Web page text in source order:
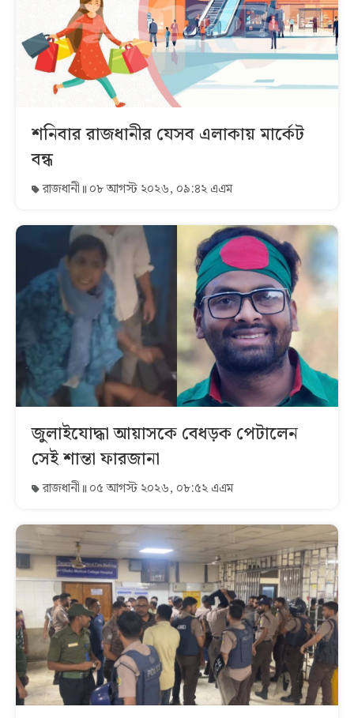
শনিবার রাজধানীর যেসব এলাকায় মার্কেট
বন্ধ
রাজধানী ০৮ আগস্ট ২০২৬, ০৯:৪২ এএম
জুলাইযোদ্ধা আয়াসকে বেধড়ক পেটালেন
সেই শান্তা ফারজানা
রাজধানী ০৫ আগস্ট ২০২৬, ০৮:৫২ এএম